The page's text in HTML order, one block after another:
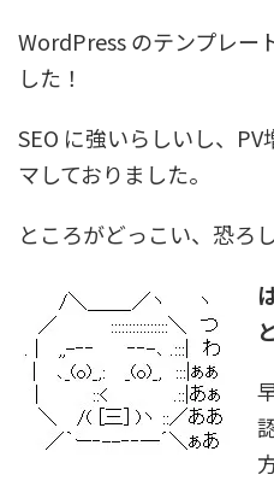
WordPress のテンプレー
した！
SEO に強いらしいし、
マしておりました。
ところがどっこい、恐ろ